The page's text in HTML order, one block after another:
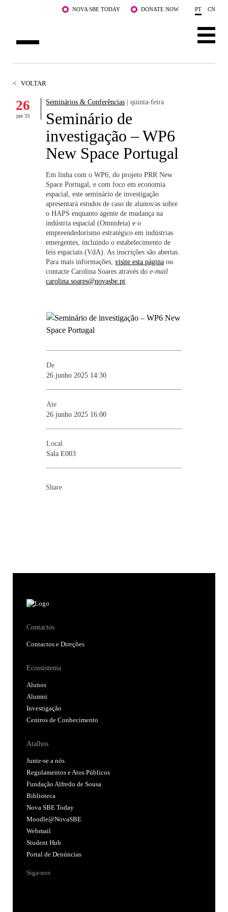
Saltar para o conteúdo principalNOVA SBE TODAY DONATE NOW PT CN
DOCENTES E INVESTIGAÇÃO
COMUNIDADE
WHAT'S HAPPENING
< VOLTAR
26
jun '25
Seminários & Conferências | quinta-feira
Seminário de
investigação – WP6
New Space Portugal
Em linha com o WP6, do projeto PRR New
Space Portugal, e com foco em economia
espacial, este seminário de investigação
apresentará estudos de caso de alunos/as sobre
o HAPS enquanto agente de mudança na
indústria espacial (Omnideia) e o
empreendedorismo estratégico em indústrias
emergentes, incluindo o estabelecimento de
leis espaciais (VdA). As inscrições são abertas.
Para mais informações,visite esta página ou
contacte Carolina Soares através doe-mail
carolina.soares@novasbe.pt
De
26 junho 2025 14:30
Ate
26 junho 2025 16:00
Local
Sala E003
Share
Contactos
Contactos e Direções
Ecossistema
Alunos
Alumni
Investigação
Centros de Conhecimento
Atalhos
Junte-se a nós
Regulamentos e Atos Públicos
Fundação Alfredo de Sousa
Biblioteca
Nova SBE Today
Moodle@NovaSBE
Webmail
Student Hub
Portal de Denúncias
Siga-nos